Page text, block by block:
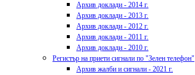
Архив доклади - 2014 г.
Архив доклади - 2013 г.
Архив доклади - 2012 г.
Архив доклади - 2011 г.
Архив доклади - 2010 г.
Регистър на приети сигнали по "Зелен телефон"
Архив жалби и сигнали - 2021 г.